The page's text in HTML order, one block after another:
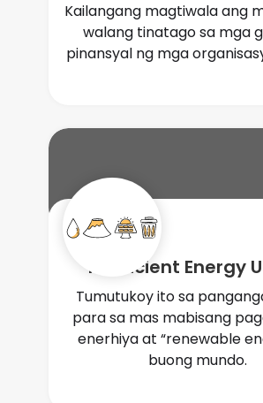
Kailangang magtiwala ang
walang tinatago sa mga
pinansyal ng mga
Inefficient Energy
Tumutukoy ito sa
para sa mas mabisang
enerhiya at “renewable
buong mundo.